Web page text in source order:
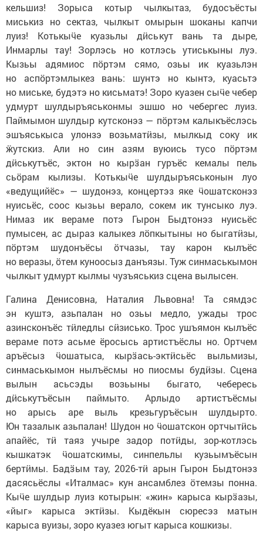
кельшиз! Зорыса котыр чылкытаз, будосъёсты
миськиз но сектаз, чылкыт омырын шоканы капчи
луиз! Котькыӵе куазьлы дӥськут вань та дыре,
Инмарлы тау! Зорлэсь но котлэсь утиськыны луэ.
Кызьы адямиос пӧртэм сямо, озьы ик куазьлэн
но аспӧртэмлыкез вань: шунтэ но кынтэ, куасьтэ
но миське, будэтэ но кисьматэ! Зоро куазен сыӵе чебер
удмурт шулдыръяськонмы эшшо но чебергес луиз.
Паймымон шулдыр кутсконэз — пӧртэм калыкъёслэсь
эшъяськыса улонзэ возьматӥзы, мылкыд соку ик
ӝутскиз. Али но син азям вуюись тусо пӧртэм
дӥськутъёс, эктон но кырӟан гуръёс кемалы пель
сьӧрам кылизы. Котькыӵе шулдыръяськонын луо
«ведущийёс» — шудонэз, концертэз яке ӵошатсконэз
нуисьёс, соос кызьы верало, сокем ик тунсыко луэ.
Нимаз ик вераме потэ Гырон Быдтонэз нуисьёс
пумысен, ас дыраз калыкез лӧпкытыны но быгатӥзы,
пӧртэм шудонъёсы ӧтчазы, тау карон кылъёс
но веразы, ӧтем куноосыз данъязы. Туж синмаськымон
чылкыт удмурт кылмы чузъяськиз сцена вылысен.
Галина Денисовна, Наталия Львовна! Та сямдэс
эн куштэ, азьпалан но озьы медло, ужады трос
азинсконъёс тӥледлы сӥзисько. Трос ушъямон кылъёс
вераме потэ асьме ёросысь артистъёслы но. Ортчем
аръёсыз ӵошатыса, кырӟась-эктӥсьёс выльмизы,
синмаськымон нылъёсмы но пиосмы будӥзы. Сцена
вылын асьсэды возьыны быгато, чебересь
дӥськутъёсын паймыто. Арлыдо артистъёсмы
но арысь аре выль крезьгуръёсын шулдырто.
Юн тазалык азьпалан! Шудон но ӵошатскон ортчытӥсь
апайёс, тӥ таяз учыре задор потӥды, зор-котлэсь
кышкатэк ӵошатскимы, синпельлы кузьымъёсын
бертӥмы. Бадӟым тау, 2026-тӥ арын Гырон Быдтонэз
дасясьёслы «Италмас» кун ансамблез ӧтемзы понна.
Кыӵе шулдыр луиз котырын: «жин» карыса кырӟазы,
«йыг» карыса эктӥзы. Кыдёкын сюресэз матын
карыса вуизы, зоро куазез югыт карыса кошкизы.